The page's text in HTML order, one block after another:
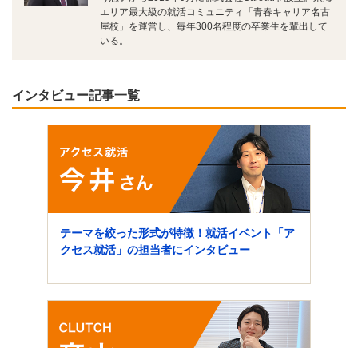
エリア最大級の就活コミュニティ「青春キャリア名古
屋校」を運営し、毎年300名程度の卒業生を輩出して
いる。
インタビュー記事一覧
テーマを絞った形式が特徴！就活イベント「ア
クセス就活」の担当者にインタビュー